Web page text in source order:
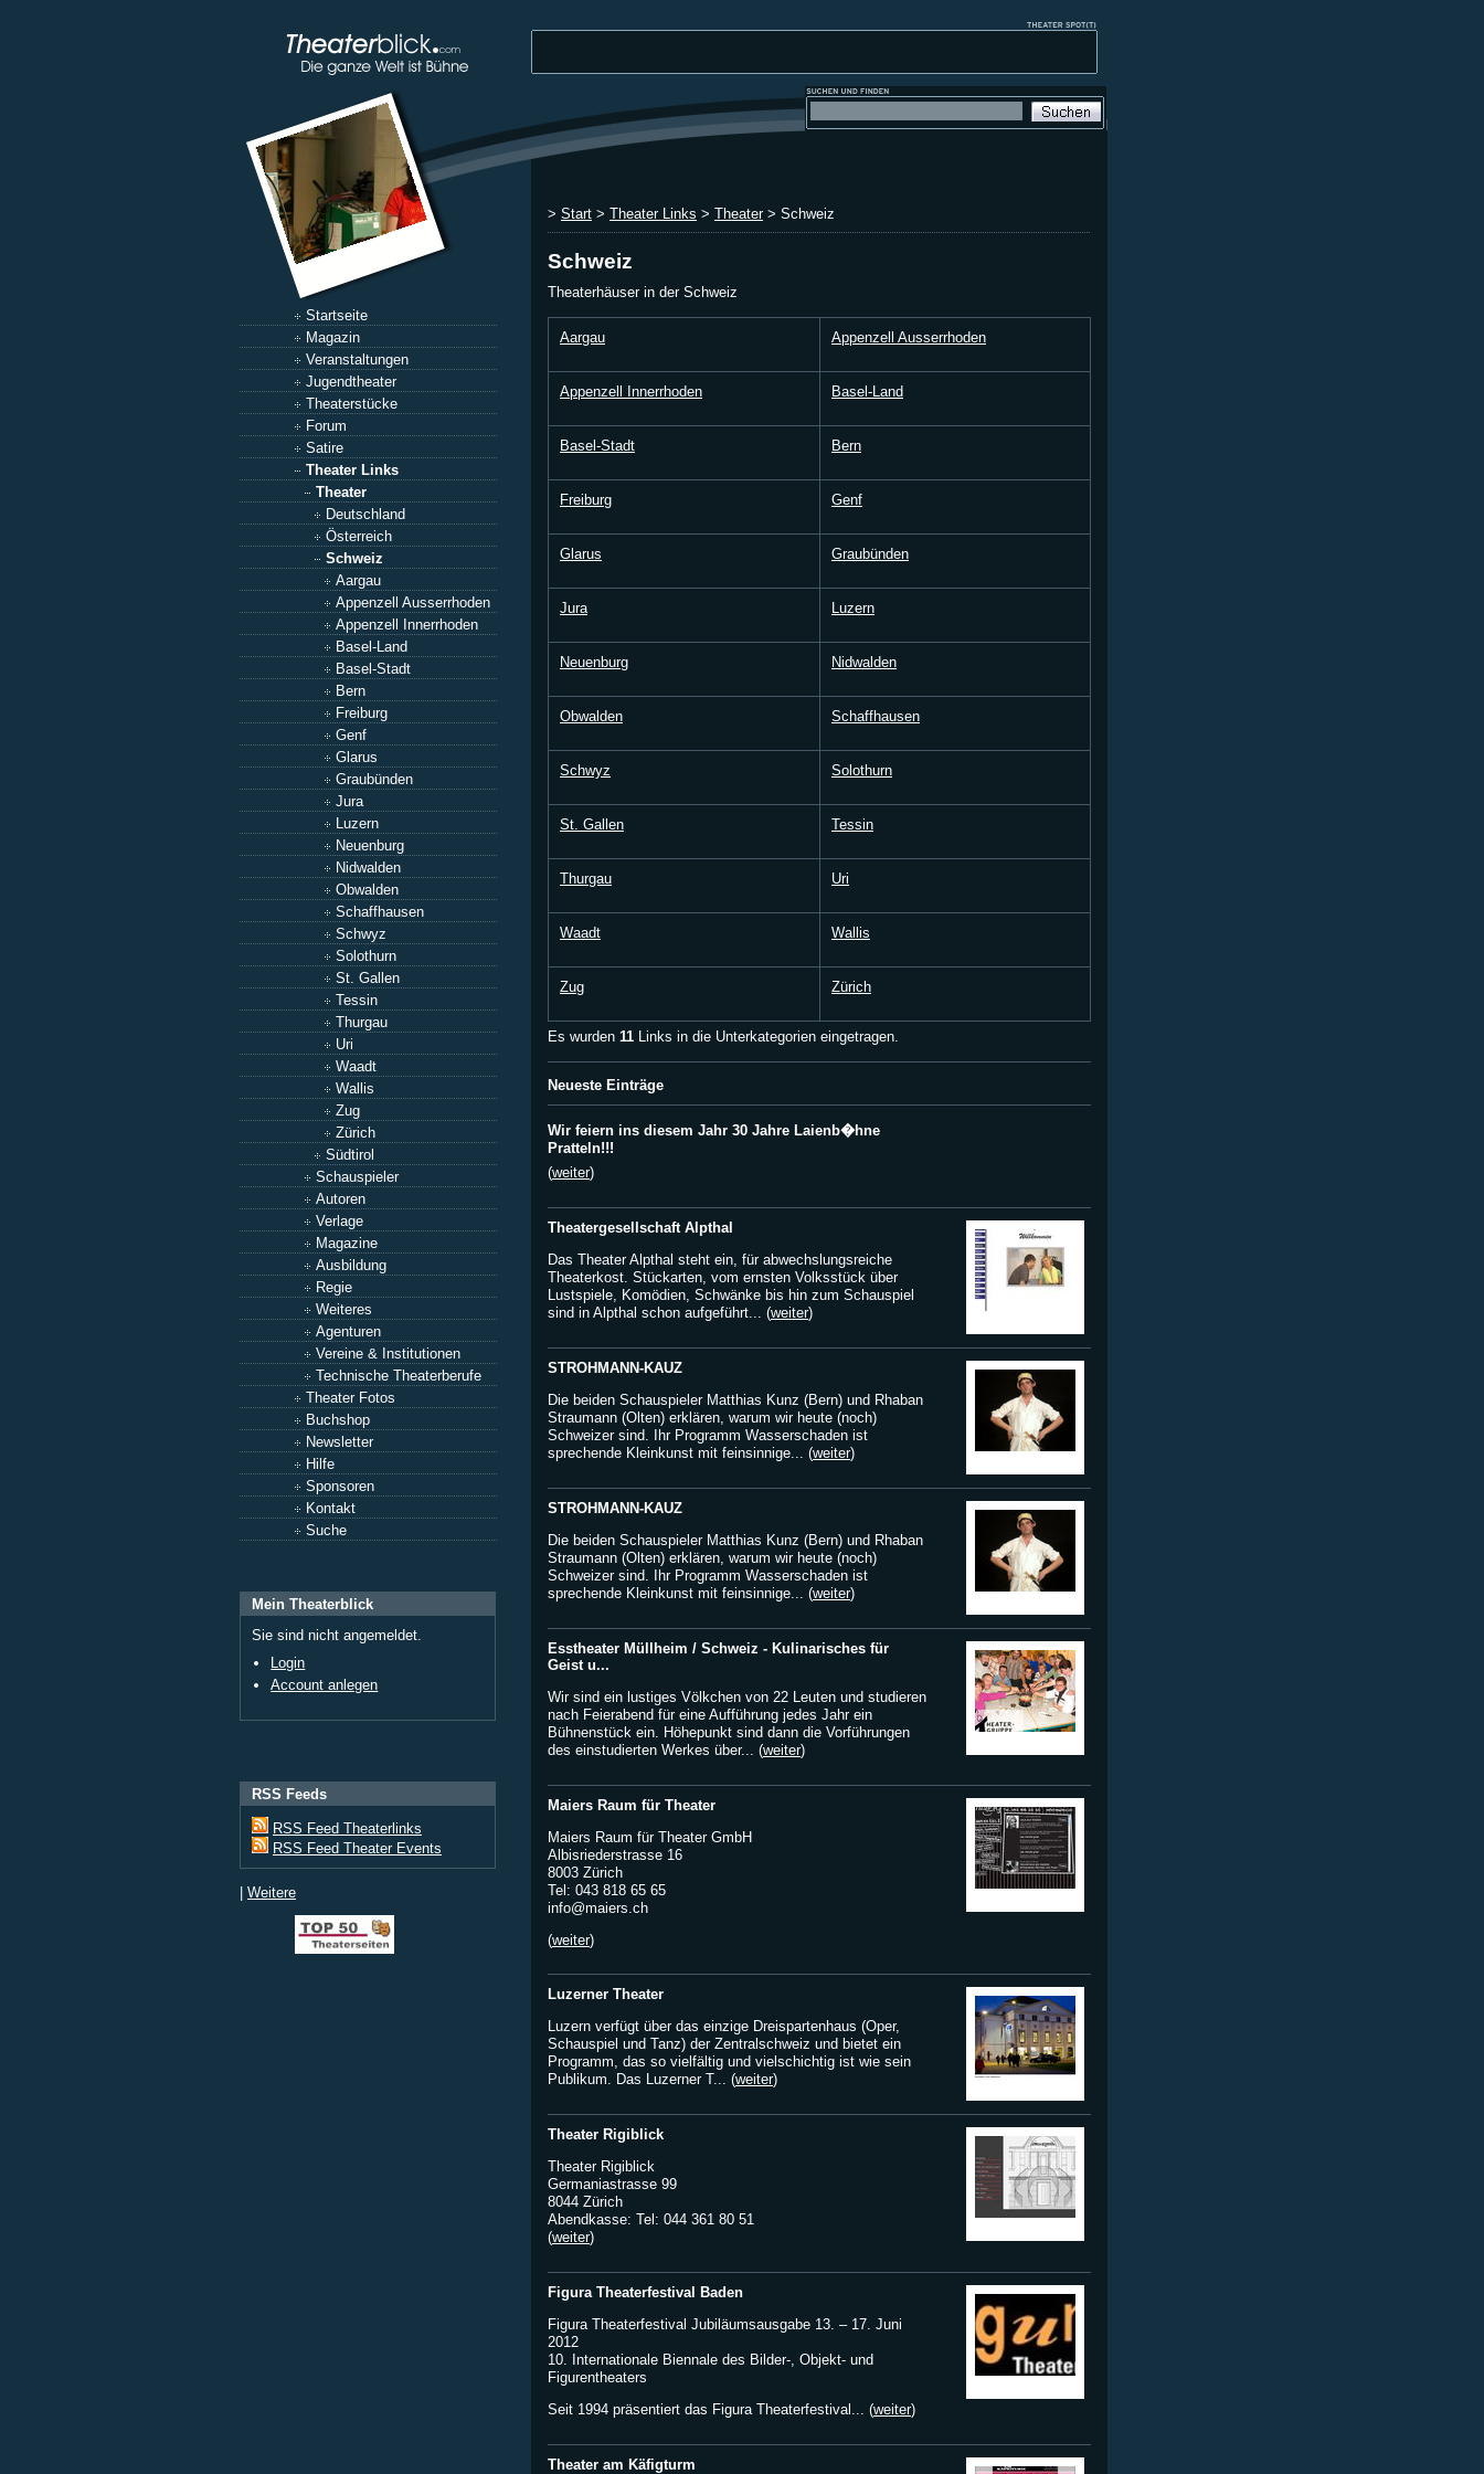
Startseite
Magazin
Veranstaltungen
Jugendtheater
Theaterstücke
Forum
Satire
Theater Links
Theater
Deutschland
Österreich
Schweiz
Aargau
Appenzell Ausserrhoden
Appenzell Innerrhoden
Basel-Land
Basel-Stadt
Bern
Freiburg
Genf
Glarus
Graubünden
Jura
Luzern
Neuenburg
Nidwalden
Obwalden
Schaffhausen
Schwyz
Solothurn
St. Gallen
Tessin
Thurgau
Uri
Waadt
Wallis
Zug
Zürich
Südtirol
Schauspieler
Autoren
Verlage
Magazine
Ausbildung
Regie
Weiteres
Agenturen
Vereine & Institutionen
Technische Theaterberufe
Theater Fotos
Buchshop
Newsletter
Hilfe
Sponsoren
Kontakt
Suche
Mein Theaterblick
Sie sind nicht angemeldet.
Login
Account anlegen
RSS Feeds
RSS Feed Theaterlinks
RSS Feed Theater Events
| Weitere
> Start > Theater Links > Theater> Schweiz
Schweiz
Theaterhäuser in der Schweiz
Aargau Appenzell Ausserrhoden
Appenzell Innerrhoden Basel-Land
Basel-Stadt Bern
Freiburg Genf
Glarus Graubünden
Jura Luzern
Neuenburg Nidwalden
Obwalden Schaffhausen
Schwyz Solothurn
St. Gallen Tessin
Thurgau Uri
Waadt Wallis
Zug Zürich
Es wurden 11 Links in die Unterkategorien eingetragen.
Neueste Einträge
Wir feiern ins diesem Jahr 30 Jahre Laienb�hne
Pratteln!!!
(weiter)
Theatergesellschaft Alpthal
Das Theater Alpthal steht ein, für abwechslungsreiche
Theaterkost. Stückarten, vom ernsten Volksstück über
Lustspiele, Komödien, Schwänke bis hin zum Schauspiel
sind in Alpthal schon aufgeführt... (weiter)
STROHMANN-KAUZ
Die beiden Schauspieler Matthias Kunz (Bern) und Rhaban
Straumann (Olten) erklären, warum wir heute (noch)
Schweizer sind. Ihr Programm Wasserschaden ist
sprechende Kleinkunst mit feinsinnige... (weiter)
STROHMANN-KAUZ
Die beiden Schauspieler Matthias Kunz (Bern) und Rhaban
Straumann (Olten) erklären, warum wir heute (noch)
Schweizer sind. Ihr Programm Wasserschaden ist
sprechende Kleinkunst mit feinsinnige... (weiter)
Esstheater Müllheim / Schweiz - Kulinarisches für
Geist u...
Wir sind ein lustiges Völkchen von 22 Leuten und studieren
nach Feierabend für eine Aufführung jedes Jahr ein
Bühnenstück ein. Höhepunkt sind dann die Vorführungen
des einstudierten Werkes über... (weiter)
Maiers Raum für Theater
Maiers Raum für Theater GmbH
Albisriederstrasse 16
8003 Zürich
Tel: 043 818 65 65
info@maiers.ch
(weiter)
Luzerner Theater
Luzern verfügt über das einzige Dreispartenhaus (Oper,
Schauspiel und Tanz) der Zentralschweiz und bietet ein
Programm, das so vielfältig und vielschichtig ist wie sein
Publikum. Das Luzerner T... (weiter)
Theater Rigiblick
Theater Rigiblick
Germaniastrasse 99
8044 Zürich
Abendkasse: Tel: 044 361 80 51
(weiter)
Figura Theaterfestival Baden
Figura Theaterfestival Jubiläumsausgabe 13. – 17. Juni
2012
10. Internationale Biennale des Bilder-, Objekt- und
Figurentheaters
Seit 1994 präsentiert das Figura Theaterfestival... (weiter)
Theater am Käfigturm